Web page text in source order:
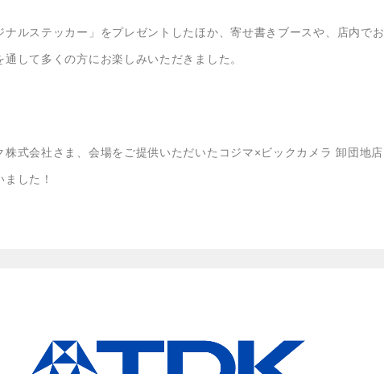
ルステッカー」をプレゼントしたほか、寄せ書きブースや、店内でお
して多くの方にお楽しみいただきました。
式会社さま、会場をご提供いただいたコジマ×ビックカメラ 卸団地店
した！